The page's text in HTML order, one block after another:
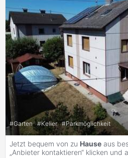
#Garten #Keller #Parkmöglichkeit
Jetzt bequem von zu Hause aus
„Anbieter kontaktieren“ klicken und